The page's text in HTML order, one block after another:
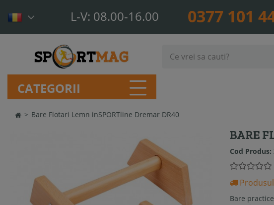
L-V: 08.00-16.00 0377 101
CATEGORII
> Bare Flotari Lemn inSPORTline Dremar DR40
BARE
Cod Produs:
Produsul
Bare